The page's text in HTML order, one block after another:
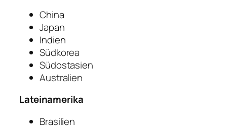
China
Japan
Indien
Südkorea
Südostasien
Australien
Lateinamerika
Brasilien